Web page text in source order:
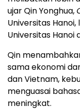
ujar Qin Yonghua,
Universitas
Universitas Hanoi
Qin
sama ekonomi
dan Vietnam,
menguasai
meningkat.